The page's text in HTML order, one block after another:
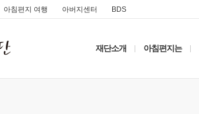
아침편지 여행 아버지센터 BDS
재단소개 아침편지는